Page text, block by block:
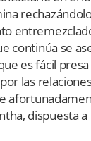
continúa se
es fácil
las
dispuesta